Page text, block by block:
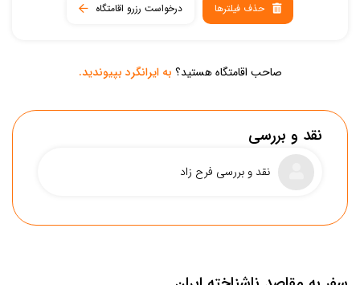
حذف فیلترها درخواست رزرو اقامتگاه
صاحب اقامتگاه هستید؟ به ایرانگرد بپیوندید.
نقد و بررسی
نقد و بررسی فرح زاد